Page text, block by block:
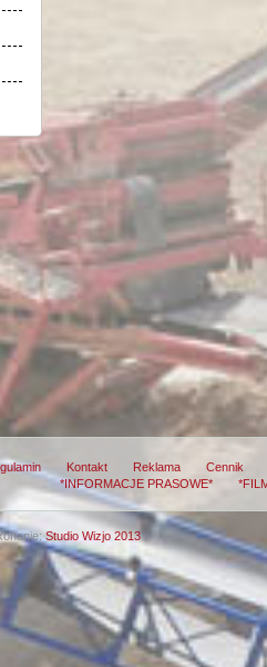
Kontakt Reklama
Cennik
*INFORMACJE PRASOWE*
Studio Wizjo 2013